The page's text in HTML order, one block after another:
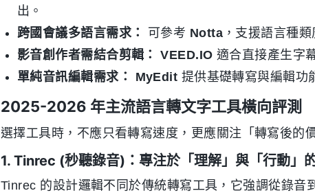
出。
跨國會議多語言需求：
可參考 Notta ，支援語言種類
影音創作者需結合剪輯：
VEED.IO 適合直接產生字
單純音訊編輯需求：
MyEdit 提供基礎轉寫與編輯功
2025-2026 年主流語言轉文字工具橫向評測
選擇工具時，不應只看轉寫速度，更應關注「轉寫後的
1. Tinrec (秒聽錄音)：專注於「理解」與「行動」
Tinrec 的設計邏輯不同於傳統轉寫工具，它強調從錄音